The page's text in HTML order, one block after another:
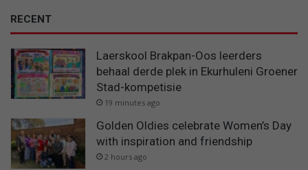
RECENT
Laerskool Brakpan-Oos leerders
behaal derde plek in Ekurhuleni Groener
Stad-kompetisie
19 minutes ago
Golden Oldies celebrate Women’s Day
with inspiration and friendship
2 hours ago